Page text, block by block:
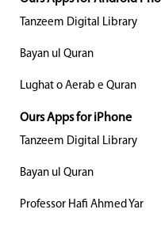
Tanzeem Digital Library
Bayan ul Quran
Lughat o Aerab e Quran
Ours Apps for iPhone
Tanzeem Digital Library
Bayan ul Quran
Professor Hafi Ahmed Yar